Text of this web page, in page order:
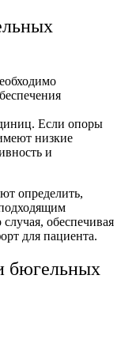
Если опоры
низкие
и
определить,
обеспечивая
для пациента.
бюгельных